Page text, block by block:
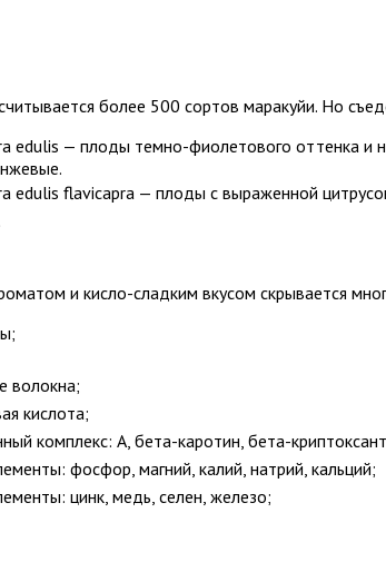
более 500 сортов маракуйи. Но
edulis — плоды темно-фиолетового оттенка и
edulis flavicapra — плоды с выраженной
и кисло-сладким вкусом скрывается
волокна;
кислота;
комплекс: А, бета-каротин, бета-
фосфор, магний, калий, натрий, кальций;
цинк, медь, селен, железо;